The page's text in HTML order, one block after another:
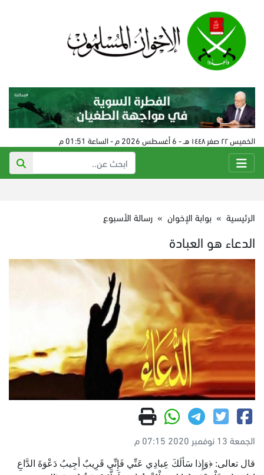
الخميس ٢٢ صفر ١٤٤٨ هـ - 6 أغسطس 2026 م - الساعة 01:51 م
الرئيسية » بوابة الإخوان » رسالة الأسبوع
الدعاء هو العبادة
الجمعة 13 نوفمبر 2020 07:15 م
قال تعالى: ﴿وَإِذا سَأَلَكَ عِبادِي عَنِّي فَإِنِّي قَرِيبٌ أُجِيبُ دَعْوَةَ الدَّاعِ